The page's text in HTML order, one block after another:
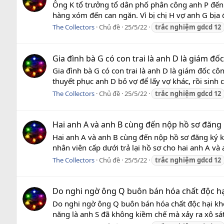
Ông K tổ trưởng tổ dân phố phân công anh P
hàng xóm đến can ngăn. Vì bị chị H vợ anh G
The Collectors Chủ đề 25/5/22 trắc nghiệm gdcd 12
Gia đình bà G có con trai là anh D là giám
Gia đình bà G có con trai là anh D là giám đốc
thuyết phục anh D bỏ vợ để lấy vợ khác, rồi
The Collectors Chủ đề 25/5/22 trắc nghiệm gdcd 12
Hai anh A và anh B cùng đến nộp hồ sơ
Hai anh A và anh B cùng đến nộp hồ sơ đăng
nhân viên cấp dưới trả lại hồ sơ cho hai anh A
The Collectors Chủ đề 25/5/22 trắc nghiệm gdcd 12
Do nghi ngờ ông Q buôn bán hóa chất độc
Do nghi ngờ ông Q buôn bán hóa chất độc hại
năng là anh S đã không kiềm chế mà xảy ra xô